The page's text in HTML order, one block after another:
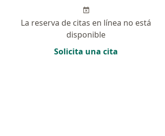
Online
La reserva de citas en línea no está
disponible
Solicita una cita